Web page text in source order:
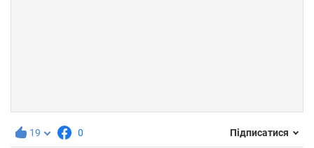
19 0 Підписатися